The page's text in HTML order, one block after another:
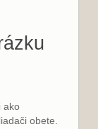
ako
obete.